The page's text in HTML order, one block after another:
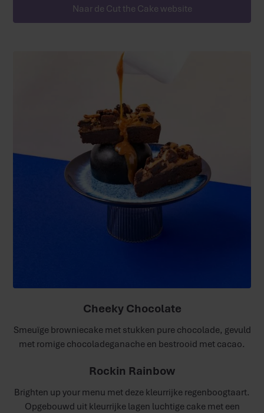
Naar de Cut the Cake website
Cheeky Chocolate
Smeuïge browniecake met stukken pure chocolade, gevuld
met romige chocoladeganache en bestrooid met cacao.​
Rockin Rainbow
Brighten up your menu met deze kleurrijke regenboogtaart.
Opgebouwd uit kleurrijke lagen luchtige cake met een